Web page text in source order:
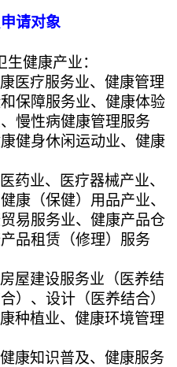
请对象
健康产业：
医疗服务业、健康管理
保障服务业、健康体验
慢性病健康管理服务
健身休闲运动业、健康
药业、医疗器械产业、
康（保健）用品产业、
易服务业、健康产品仓
品租赁（修理）服务
屋建设服务业（医养结
）、设计（医养结合）
种植业、健康环境管理
康知识普及、健康服务